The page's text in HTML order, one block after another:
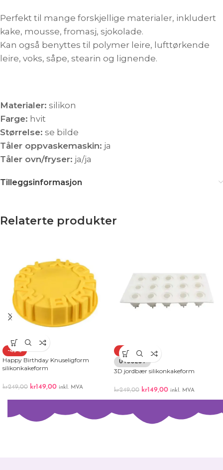
Perfekt til mange forskjellige materialer, inkludert
kake, mousse, fromasj, sjokolade.
Kan også benyttes til polymer leire, lufttørkende
leire, voks, såpe, stearin og lignende.
Materialer: silikon
Farge: hvit
Størrelse: se bilde
Tåler oppvaskemaskin: ja
Tåler ovn/fryser: ja/ja
Tilleggsinformasjon
Relaterte produkter
-40%
Happy Birthday Knuseligform
silikonkakeform
kr249,00 kr149,00 inkl. MVA
-40%
UTSOLGT
3D jordbær silikonkakeform
kr249,00 kr149,00 inkl. MVA